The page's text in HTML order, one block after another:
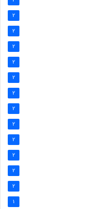
2
2
2
2
2
2
2
2
2
2
2
2
1